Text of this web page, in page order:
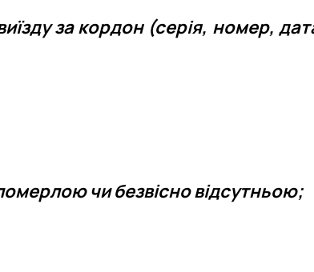
за кордон (серія, номер,
чи безвісно відсутньою;